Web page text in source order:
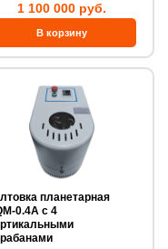
1 100 000 руб.
планетарная
0.4A с 4